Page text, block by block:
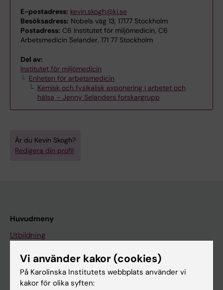
E-postadress: kevin.skogh@ki.se
Besöksadress: Nobels väg 13, 17177 Stockholm
Postadress: C6 Institutet för miljömedicin, C6
Arbetsmedicin Selander, 171 77 Stockholm
Del av:
Institutet för miljömedicin
Enheten för arbetsmedicin
Kemisk och fysikalisk exponering i arbetet och
hälsa – Jenny Selanders forskargrupp
Är du Kevin Skogh?
Redigera din profil
Huvudmeny
Utbildning
Forskarutbildning
Forskning
Om KI
Vi använder kakor (cookies)
På Karolinska Institutets webbplats använder vi
kakor för olika syften: